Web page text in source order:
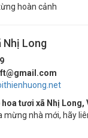
hoàn cảnh
Nhị Long
hoa tươi xã Nhị Long,
mừng nhà mới, hãy